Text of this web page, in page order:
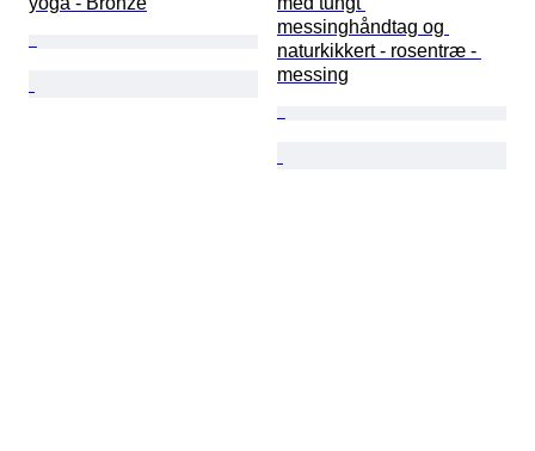
messinghåndtag og
naturkikkert - rosentræ -
messing